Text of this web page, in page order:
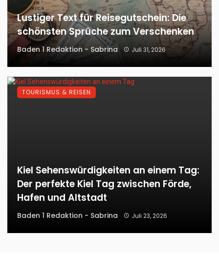
Lustiger Text für Reisegutschein: Die
schönsten Sprüche zum Verschenken
Baden 1 Redaktion - Sabrina Juli 31, 2026
Kiel Sehenswürdigkeiten an einem Tag:
Der perfekte Kiel Tag zwischen Förde,
Hafen und Altstadt
Baden 1 Redaktion - Sabrina Juli 23, 2026
TOURISMUS & REISEN